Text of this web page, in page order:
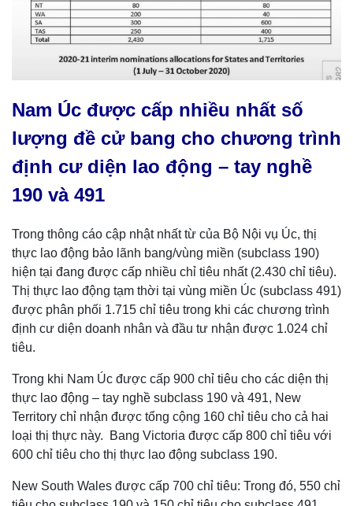
Nam Úc được cấp nhiều nhất số
lượng đề cử bang cho chương trình
định cư diện lao động – tay nghề
190 và 491
Trong thông cáo cập nhật nhất từ của Bộ Nội vụ Úc, thị
thực lao động bảo lãnh bang/vùng miền (subclass 190)
hiện tại đang được cấp nhiều chỉ tiêu nhất (2.430 chỉ tiêu).
Thị thực lao động tạm thời tại vùng miền Úc (subclass 491)
được phân phối 1.715 chỉ tiêu trong khi các chương trình
định cư diện doanh nhân và đầu tư nhận được 1.024 chỉ
tiêu.
Trong khi Nam Úc được cấp 900 chỉ tiêu cho các diện thị
thực lao động – tay nghề subclass 190 và 491, New
Territory chỉ nhận được tổng cộng 160 chỉ tiêu cho cả hai
loại thị thực này. Bang Victoria được cấp 800 chỉ tiêu với
600 chỉ tiêu cho thị thực lao động subclass 190.
New South Wales được cấp 700 chỉ tiêu: Trong đó, 550 chỉ